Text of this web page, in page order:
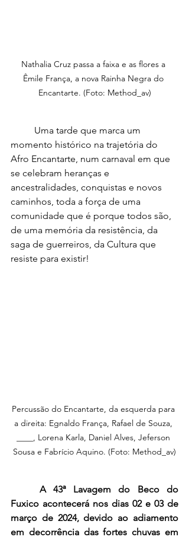
Nathalia Cruz passa a faixa e as flores a
Êmile França, a nova Rainha Negra do
Encantarte. (Foto: Method_av)
momento histórico na trajetória do
Afro Encantarte, num carnaval em que
se celebram heranças e
ancestralidades, conquistas e novos
caminhos, toda a força de uma
comunidade que é porque todos são,
de uma memória da resistência, da
saga de guerreiros, da Cultura que
resiste para existir!
Percussão do Encantarte, da esquerda para
a direita: Egnaldo França, Rafael de Souza,
____, Lorena Karla, Daniel Alves, Jeferson
Sousa e Fabrício Aquino. (Foto: Method_av)
A 43ª Lavagem do Beco do
Fuxico acontecerá nos dias 02 e 03 de
março de 2024, devido ao adiamento
em decorrência das fortes chuvas em